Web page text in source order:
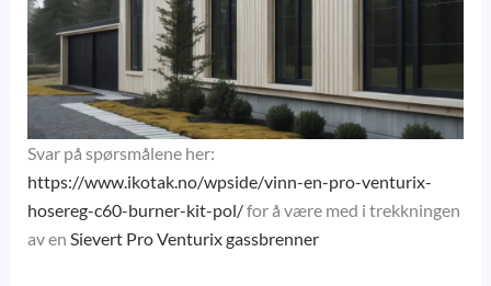
Svar på spørsmålene her:
https://www.ikotak.no/wpside/vinn-en-pro-venturix-
hosereg-c60-burner-kit-pol/for å være med i trekkningen
av en Sievert Pro Venturix gassbrenner